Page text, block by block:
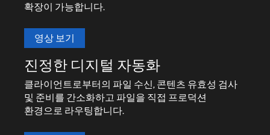
확장이 가능합니다.
영상 보기
진정한 디지털 자동화
클라이언트로부터의 파일 수신, 콘텐츠 유효성 검사
및 준비를 간소화하고 파일을 직접 프로덕션
환경으로 라우팅합니다.